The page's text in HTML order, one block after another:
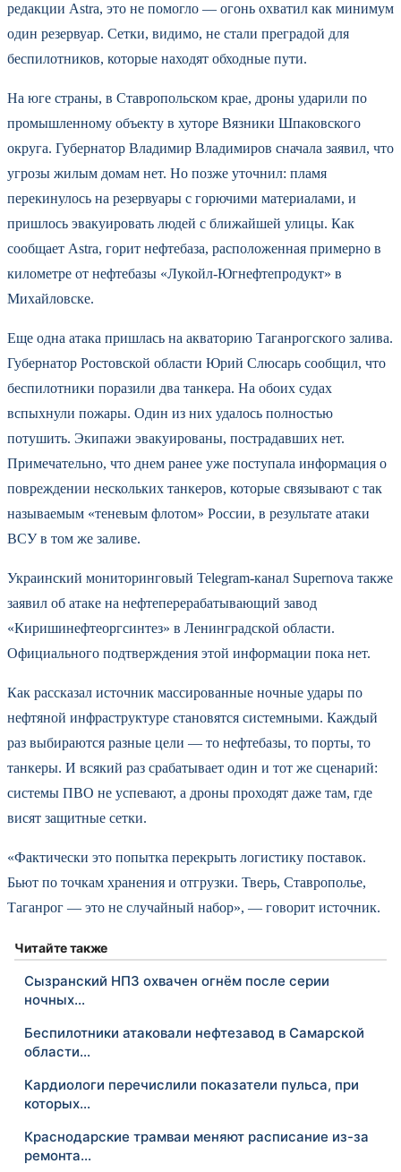
редакции Astra, это не помогло — огонь охватил как минимум
один резервуар. Сетки, видимо, не стали преградой для
беспилотников, которые находят обходные пути.
На юге страны, в Ставропольском крае, дроны ударили по
промышленному объекту в хуторе Вязники Шпаковского
округа. Губернатор Владимир Владимиров сначала заявил, что
угрозы жилым домам нет. Но позже уточнил: пламя
перекинулось на резервуары с горючими материалами, и
пришлось эвакуировать людей с ближайшей улицы. Как
сообщает Astra, горит нефтебаза, расположенная примерно в
километре от нефтебазы «Лукойл-Югнефтепродукт» в
Михайловске.
Еще одна атака пришлась на акваторию Таганрогского залива.
Губернатор Ростовской области Юрий Слюсарь сообщил, что
беспилотники поразили два танкера. На обоих судах
вспыхнули пожары. Один из них удалось полностью
потушить. Экипажи эвакуированы, пострадавших нет.
Примечательно, что днем ранее уже поступала информация о
повреждении нескольких танкеров, которые связывают с так
называемым «теневым флотом» России, в результате атаки
ВСУ в том же заливе.
Украинский мониторинговый Telegram-канал Supernova также
заявил об атаке на нефтеперерабатывающий завод
«Киришинефтеоргсинтез» в Ленинградской области.
Официального подтверждения этой информации пока нет.
Как рассказал источник массированные ночные удары по
нефтяной инфраструктуре становятся системными. Каждый
раз выбираются разные цели — то нефтебазы, то порты, то
танкеры. И всякий раз срабатывает один и тот же сценарий:
системы ПВО не успевают, а дроны проходят даже там, где
висят защитные сетки.
«Фактически это попытка перекрыть логистику поставок.
Бьют по точкам хранения и отгрузки. Тверь, Ставрополье,
Таганрог — это не случайный набор», — говорит источник.
Читайте также
Сызранский НПЗ охвачен огнём после серии
ночных…
Беспилотники атаковали нефтезавод в Самарской
области…
Кардиологи перечислили показатели пульса, при
которых…
Краснодарские трамваи меняют расписание из-за
ремонта…